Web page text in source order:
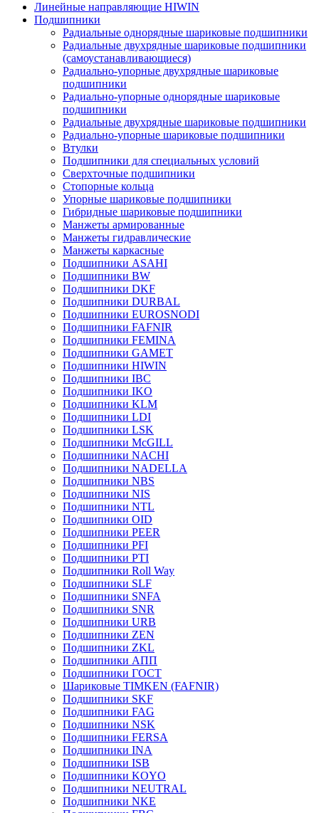
Линейные направляющие HIWIN
Подшипники
Радиальные однорядные шариковые подшипники
Радиальные двухрядные шариковые подшипники
(самоустанавливающиеся)
Радиально-упорные двухрядные шариковые
подшипники
Радиально-упорные однорядные шариковые
подшипники
Радиальные двухрядные шариковые подшипники
Радиально-упорные шариковые подшипники
Втулки
Подшипники для специальных условий
Сверхточные подшипники
Стопорные кольца
Упорные шариковые подшипники
Гибридные шариковые подшипники
Манжеты армированные
Манжеты гидравлические
Манжеты каркасные
Подшипники ASAHI
Подшипники BW
Подшипники DKF
Подшипники DURBAL
Подшипники EUROSNODI
Подшипники FAFNIR
Подшипники FEMINA
Подшипники GAMET
Подшипники HIWIN
Подшипники IBC
Подшипники IKO
Подшипники KLM
Подшипники LDI
Подшипники LSK
Подшипники McGILL
Подшипники NACHI
Подшипники NADELLA
Подшипники NBS
Подшипники NIS
Подшипники NTL
Подшипники OID
Подшипники PEER
Подшипники PFI
Подшипники PTI
Подшипники Roll Way
Подшипники SLF
Подшипники SNFA
Подшипники SNR
Подшипники URB
Подшипники ZEN
Подшипники ZKL
Подшипники АПП
Подшипники ГОСТ
Шариковые ТІMKEN (FAFNIR)
Подшипники SKF
Подшипники FAG
Подшипники NSK
Подшипники FERSA
Подшипники INA
Подшипники ISB
Подшипники KOYO
Подшипники NEUTRAL
Подшипники NKE